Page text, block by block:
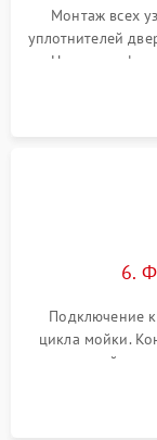
Монтаж всех
уплотнителей
Надежная
сборка
6.
Подключение
цикла мойки.
до нужной
штатного